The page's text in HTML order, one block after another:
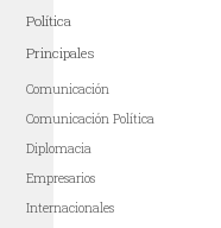
Política
Principales
Comunicación
Comunicación Política
Diplomacia
Empresarios
Internacionales